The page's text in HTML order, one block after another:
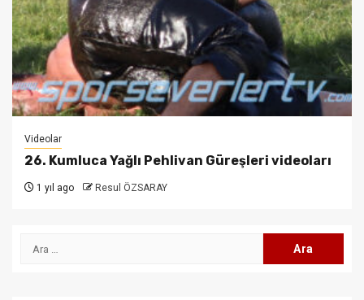
Videolar
26. Kumluca Yağlı Pehlivan Güreşleri videoları
1 yıl ago Resul ÖZSARAY
Arama: